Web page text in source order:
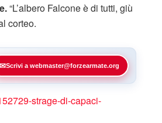
“L’albero Falcone è di tutti, giù
corteo.
✉Scrivi a webmaster@forzearmate.org
strage-di-capaci-